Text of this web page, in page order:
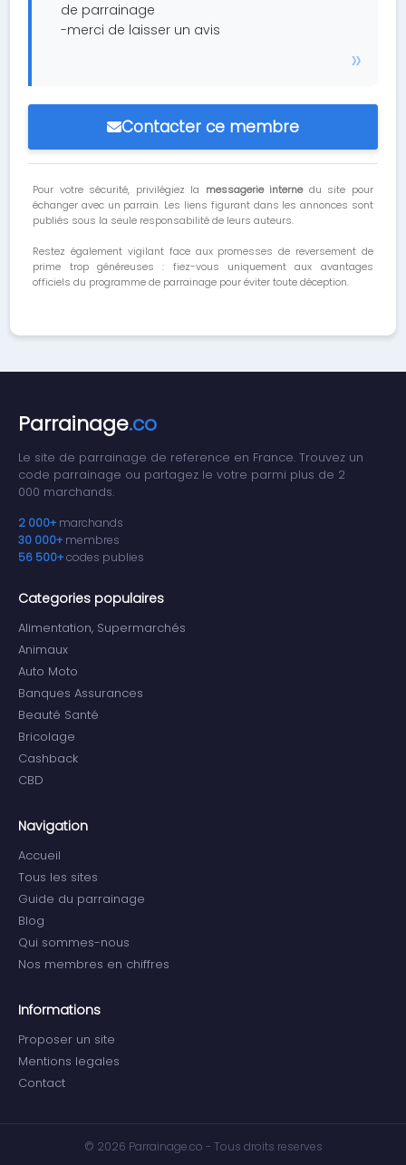
de parrainage
-merci de laisser un avis
Contacter ce membre
Pour votre sécurité, privilégiez la messagerie internedu site pour
échanger avec un parrain. Les liens figurant dans les annonces sont
publiés sous la seule responsabilité de leurs auteurs.
Restez également vigilant face aux promesses de reversement de
prime trop généreuses : fiez-vous uniquement aux avantages
officiels du programme de parrainage pour éviter toute déception.
Parrainage.co
Le site de parrainage de reference en France. Trouvez un
code parrainage ou partagez le votre parmi plus de 2
000 marchands.
2 000+ marchands
30 000+ membres
56 500+codes publies
Categories populaires
Alimentation, Supermarchés
Animaux
Auto Moto
Banques Assurances
Beauté Santé
Bricolage
Cashback
CBD
Navigation
Accueil
Tous les sites
Guide du parrainage
Blog
Qui sommes-nous
Nos membres en chiffres
Informations
Proposer un site
Mentions legales
Contact
© 2026 Parrainage.co - Tous droits reserves